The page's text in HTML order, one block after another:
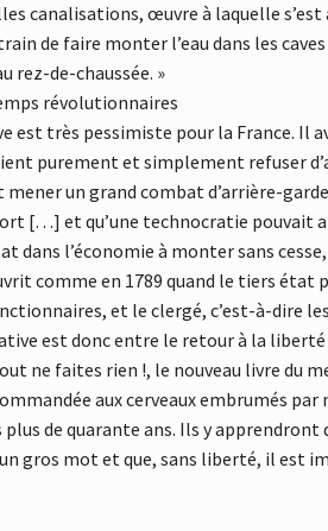
canalisations, œuvre à laquelle
de faire monter l’eau dans les
rez-de-chaussée. »
révolutionnaires
est très pessimiste pour la France. Il
purement et simplement refuser
un grand combat d’arrière-
[…] et qu’une technocratie pouvait
dans l’économie à monter sans
comme en 1789 quand le tiers
et le clergé, c’est-à-dire
est donc entre le retour à la liberté
ne faites rien !, le nouveau livre du
aux cerveaux embrumés
de quarante ans. Ils y
gros mot et que, sans liberté, il est